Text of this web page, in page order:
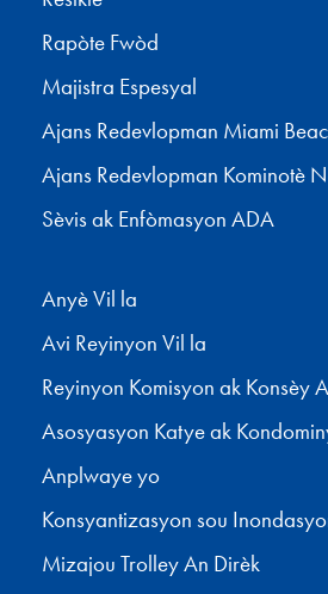
Rapòte Fwòd
Majistra Espesyal
Ajans Redevlopman Miami
Ajans Redevlopman Kominotè
Sèvis ak Enfòmasyon ADA
Anyè Vil la
Avi Reyinyon Vil la
Reyinyon Komisyon ak Konsèy
Asosyasyon Katye ak
Anplwaye yo
Konsyantizasyon sou
Mizajou Trolley An Dirèk